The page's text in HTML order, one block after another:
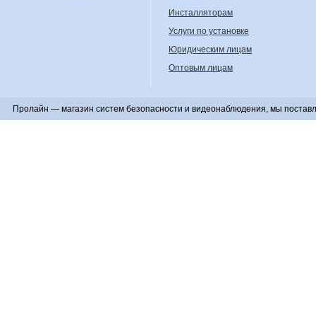
Инсталляторам
Услуги по установке
Юридическим лицам
Оптовым лицам
Пролайн — магазин систем безопасности и видеонаблюдения, мы